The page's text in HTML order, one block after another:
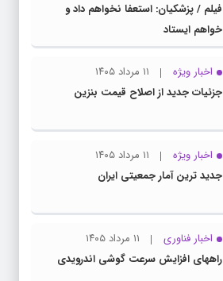
فیلم / پزشکیان: استعفا نخواهم داد و
خواهم ایستاد
اخبار ویژه
۱۱ مرداد ۱۴۰۵
جزئیات جدید از اصلاح قیمت بنزین
اخبار ویژه
۱۱ مرداد ۱۴۰۵
جدید ترین آمار جمعیتی ایران
اخبار فناوری
۱۱ مرداد ۱۴۰۵
راههای افزایش سرعت گوشی اندرویدی